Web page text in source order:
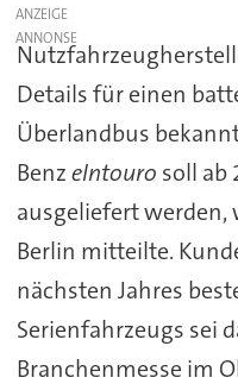
ANZEIGE
Details für einen
Überlandbus
BenzeIntouro soll ab
ausgeliefert werden,
Berlin mitteilte.
nächsten Jahres
Serienfahrzeugs sei
Branchenmesse im